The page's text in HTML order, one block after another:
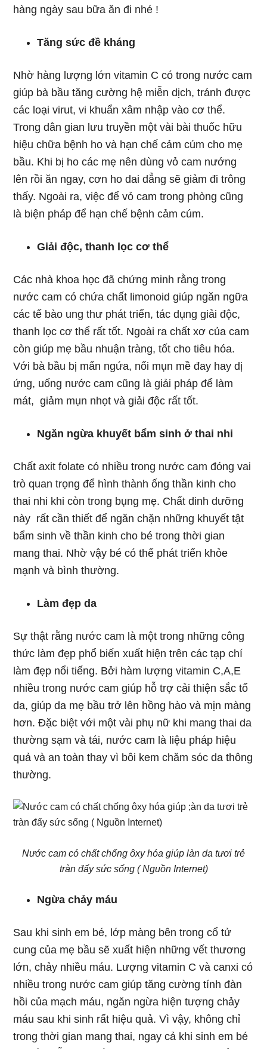
hàng ngày sau bữa ăn đi nhé !
Tăng sức đề kháng
Nhờ hàng lượng lớn vitamin C có trong nước cam
giúp bà bầu tăng cường hệ miễn dịch, tránh được
các loại virut, vi khuẩn xâm nhập vào cơ thể.
Trong dân gian lưu truyền một vài bài thuốc hữu
hiệu chữa bệnh ho và hạn chế cảm cúm cho mẹ
bầu. Khi bị ho các mẹ nên dùng vỏ cam nướng
lên rồi ăn ngay, cơn ho dai dẳng sẽ giảm đi trông
thấy. Ngoài ra, việc để vỏ cam trong phòng cũng
là biện pháp để hạn chế bệnh cảm cúm.
Giải độc, thanh lọc cơ thể
Các nhà khoa học đã chứng minh rằng trong
nước cam có chứa chất limonoid giúp ngăn ngữa
các tế bào ung thư phát triển, tác dụng giải độc,
thanh lọc cơ thể rất tốt. Ngoài ra chất xơ của cam
còn giúp mẹ bầu nhuận tràng, tốt cho tiêu hóa.
Với bà bầu bị mẩn ngứa, nổi mụn mề đay hay dị
ứng, uống nước cam cũng là giải pháp để làm
mát, giảm mụn nhọt và giải độc rất tốt.
Ngăn ngừa khuyết bẩm sinh ở thai nhi
Chất axit folate có nhiều trong nước cam đóng vai
trò quan trọng để hình thành ống thần kinh cho
thai nhi khi còn trong bụng mẹ. Chất dinh dưỡng
này rất cần thiết để ngăn chặn những khuyết tật
bẩm sinh về thần kinh cho bé trong thời gian
mang thai. Nhờ vậy bé có thể phát triển khỏe
mạnh và bình thường.
Làm đẹp da
Sự thật rằng nước cam là một trong những công
thức làm đẹp phổ biến xuất hiện trên các tạp chí
làm đẹp nổi tiếng. Bởi hàm lượng vitamin C,A,E
nhiều trong nước cam giúp hỗ trợ cải thiện sắc tố
da, giúp da mẹ bầu trở lên hồng hào và mịn màng
hơn. Đặc biệt với một vài phụ nữ khi mang thai da
thường sạm và tái, nước cam là liệu pháp hiệu
quả và an toàn thay vì bôi kem chăm sóc da thông
thường.
Nước cam có chất chống ôxy hóa giúp làn da tươi trẻ
tràn đấy sức sống ( Nguồn Internet)
Ngừa chảy máu
Sau khi sinh em bé, lớp màng bên trong cổ tử
cung của mẹ bầu sẽ xuất hiện những vết thương
lớn, chảy nhiều máu. Lượng vitamin C và canxi có
nhiều trong nước cam giúp tăng cường tính đàn
hồi của mạch máu, ngăn ngừa hiện tượng chảy
máu sau khi sinh rất hiệu quả. Vì vậy, không chỉ
trong thời gian mang thai, ngay cả khi sinh em bé